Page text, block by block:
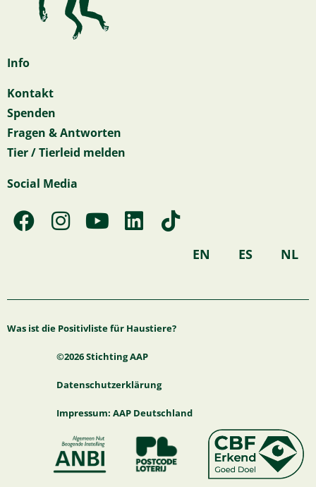
Info
Kontakt
Spenden
Fragen & Antworten
Tier / Tierleid melden
Social Media
F
a
b
o
o
I
n
a
g
r
a
m
Y
o
u
b
e
L
i
e
d
i
n
T
i
o
k
EN ES NL
Was ist die Positivliste für Haustiere?
©2026 Stichting AAP
Datenschutzerklärung
Impressum: AAP Deutschland